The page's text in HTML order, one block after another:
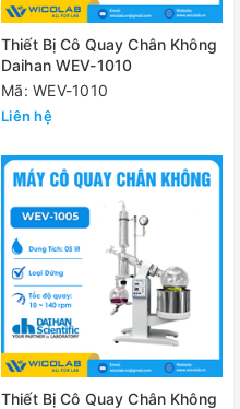
Thiết Bị Cô Quay Chân Không
Daihan WEV-1010
Mã: WEV-1010
Liên hệ
Thiết Bị Cô Quay Chân Không